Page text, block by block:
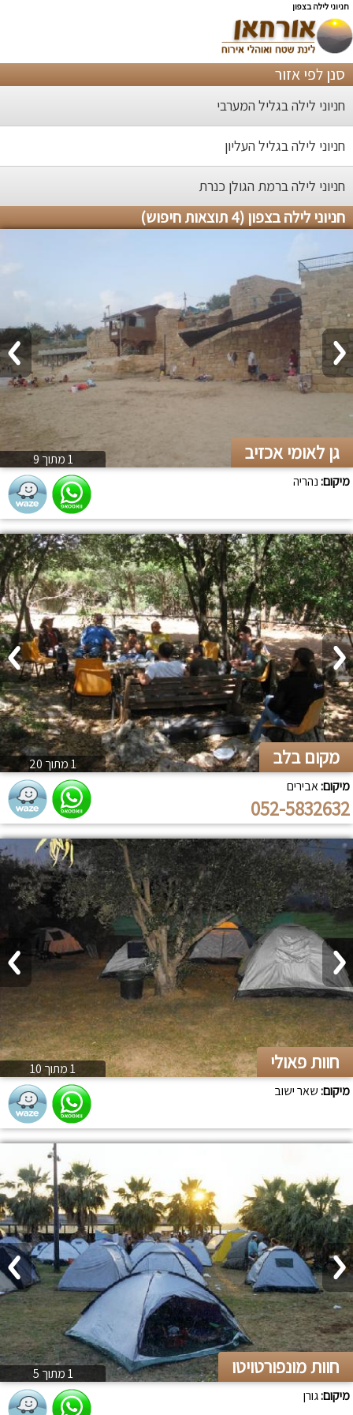
חניוני לילה בצפון
סנן לפי אזור
חניוני לילה בגליל המערבי
חניוני לילה בגליל העליון
חניוני לילה ברמת הגולן כנרת
חניוני לילה בצפון (4 תוצאות חיפוש)
1 מתוך 9 גן לאומי אכזיב
מיקום:נהריה
1 מתוך 20 מקום בלב
מיקום:אבירים
052-5832632
1 מתוך 10 חוות פאולי
מיקום:שאר ישוב
1 מתוך 5 חוות מונפורטויטו
מיקום:גורן